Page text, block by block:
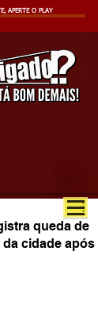
APERTE O PLAY
queda de
cidade após